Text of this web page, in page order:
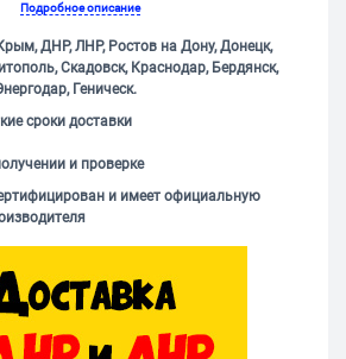
Подробное описание
ДНР, ЛНР, Ростов на Дону, Донецк,
Скадовск, Краснодар, Бердянск,
Геническ.
сроки доставки
и проверке
и имеет официальную